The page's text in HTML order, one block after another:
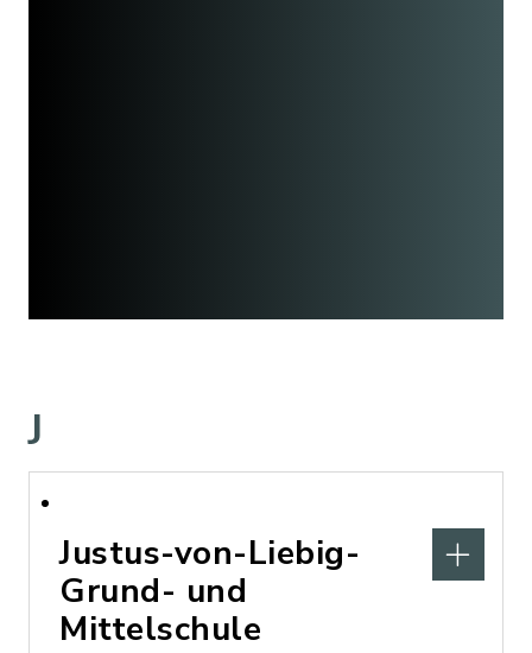
J
Justus-von-Liebig-
Grund- und
Mittelschule